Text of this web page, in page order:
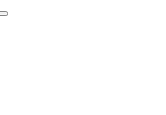
Procurar